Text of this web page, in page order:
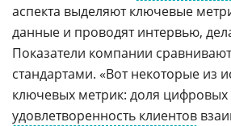
аспекта выделяют ключевые
данные и проводят интервью,
Показатели компании
стандартами. «Вот некоторые из
ключевых метрик: доля
удовлетворенность клиентов